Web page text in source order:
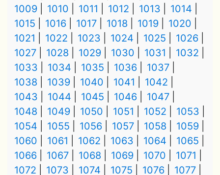
1009
1010 1011 1012 1013
1014
1015
1016 1017 1018 1019
1020
1021
1022 1023 1024 1025
1026
1027
1028 1029 1030 1031
1032
1033
1034 1035 1036
1037
1038
1039 1040 1041
1042
1043
1044 1045 1046
1047
1048
1049 1050 1051 1052
1053
1054
1055 1056 1057 1058
1059
1060
1061 1062 1063 1064
1065
1066
1067 1068 1069 1070
1071
1072
1073 1074 1075 1076 1077